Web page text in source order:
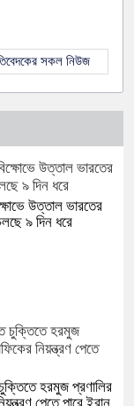
সকল নিউজ
উত্তাল ভারতের
৯ দিন ধরে
হরমুজ প্রণালির